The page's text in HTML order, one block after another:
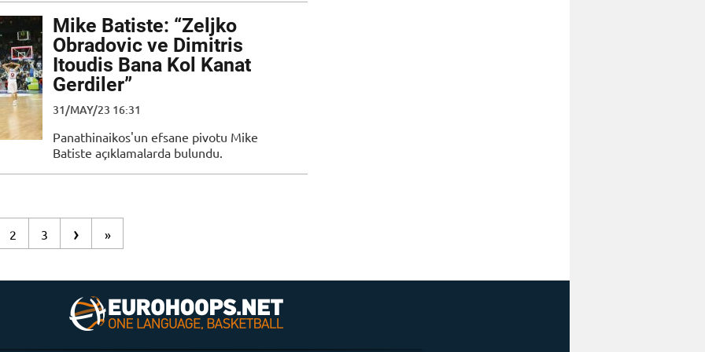
Mike Batiste: “Zeljko
Obradovic ve Dimitris
Itoudis Bana Kol Kanat
Gerdiler”
31/MAY/23 16:31
Panathinaikos'un efsane pivotu Mike
Batiste açıklamalarda bulundu.
2 3 › »